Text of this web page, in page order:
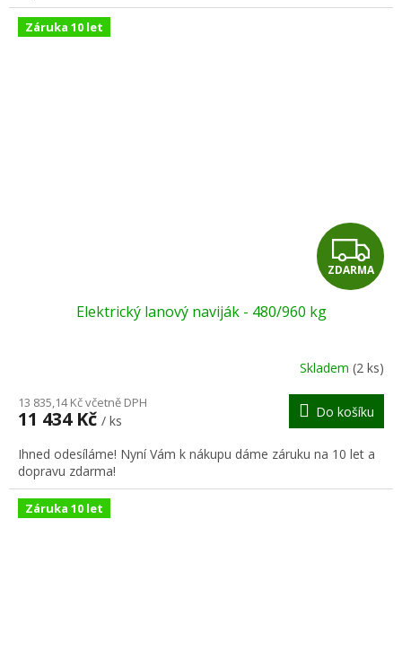
Záruka 10 let
Z
D
R
M
A
ZDARMA
Elektrický lanový naviják - 480/960 kg
Skladem (2 ks)
13 835,14 Kč včetně DPH
11 434 Kč / ks
Do košíku
Ihned odesíláme! Nyní Vám k nákupu dáme záruku na 10 let a
dopravu zdarma!
Záruka 10 let